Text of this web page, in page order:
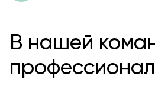
В нашей